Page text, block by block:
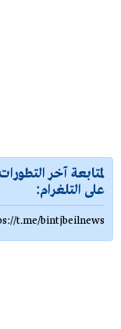
لمتابعة آخر
على التلغرام:
t.me/bintjbeilnews